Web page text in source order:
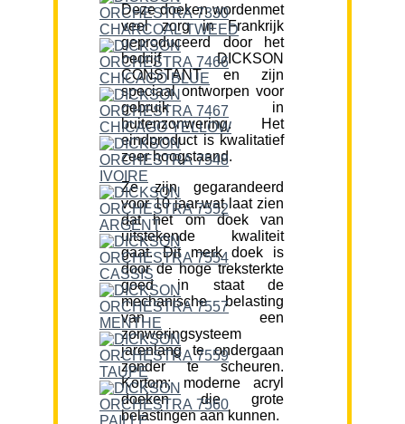
Deze doeken wordenmet
veel zorg in Frankrijk
geproduceerd door het
bedrijf DICKSON
CONSTANT en zijn
speciaal ontworpen voor
gebruik in
buitenzonwering. Het
eindproduct is kwalitatief
zeer hoogstaand.
Ze zijn gegarandeerd
voor 10 jaar,wat laat zien
dat het om doek van
uitstekende kwaliteit
gaat. Dit merk doek is
door de hoge treksterkte
goed in staat de
mechanische belasting
van een
zonweringsysteem
jarenlang te ondergaan
zonder te scheuren.
Kortom; moderne acryl
doeken die grote
belastingen aan kunnen.